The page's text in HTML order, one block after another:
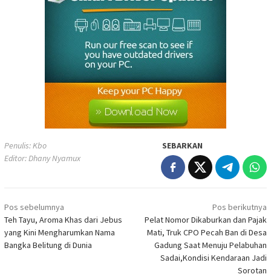
Penulis: Kbo
Editor: Dhany Nyamux
SEBARKAN
Navigasi
pos
Pos sebelumnya
Teh Tayu, Aroma Khas dari Jebus
yang Kini Mengharumkan Nama
Bangka Belitung di Dunia
Pos berikutnya
Pelat Nomor Dikaburkan dan Pajak
Mati, Truk CPO Pecah Ban di Desa
Gadung Saat Menuju Pelabuhan
Sadai,Kondisi Kendaraan Jadi
Sorotan